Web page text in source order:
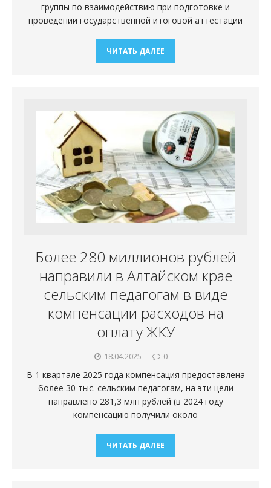
группы по взаимодействию при подготовке и
проведении государственной итоговой аттестации
ЧИТАТЬ ДАЛЕЕ
Более 280 миллионов рублей
направили в Алтайском крае
сельским педагогам в виде
компенсации расходов на
оплату ЖКУ
18.04.2025 0
В 1 квартале 2025 года компенсация предоставлена
более 30 тыс. сельским педагогам, на эти цели
направлено 281,3 млн рублей (в 2024 году
компенсацию получили около
ЧИТАТЬ ДАЛЕЕ